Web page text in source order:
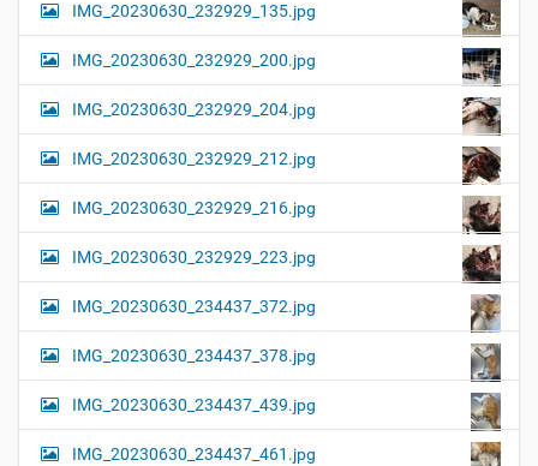
IMG_20230630_232929_135.jpg
IMG_20230630_232929_200.jpg
IMG_20230630_232929_204.jpg
IMG_20230630_232929_212.jpg
IMG_20230630_232929_216.jpg
IMG_20230630_232929_223.jpg
IMG_20230630_234437_372.jpg
IMG_20230630_234437_378.jpg
IMG_20230630_234437_439.jpg
IMG_20230630_234437_461.jpg